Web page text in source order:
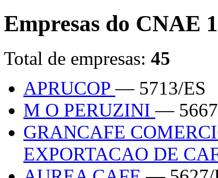
Empresas do CNAE
Total de empresas: 45
APRUCOP— 5713/ES
M O PERUZINI—
GRANCAFE
EXPORTACAO DE